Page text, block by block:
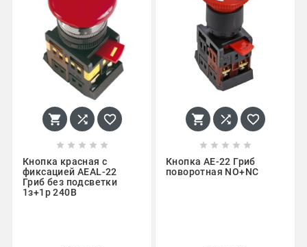
  
    
Кнопка красная с
фиксацией AEAL-22
Гриб без подсветки
1з+1р 240В
  
    
Кнопка AE-22 Гриб
поворотная NO+NC